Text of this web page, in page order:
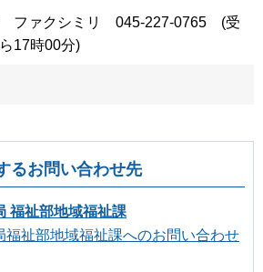
ファクシミリ 045-227-0765 (受
17時00分)
るお問い合わせ先
福祉部地域福祉課
福祉部地域福祉課へのお問い合わせ